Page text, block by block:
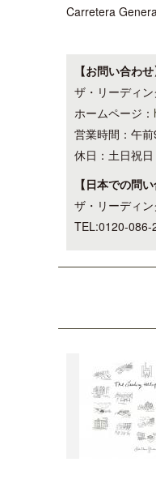
Carretera
【お問い合わせ
ザ・リーディ
ホームページ：
営業時間：午
休日：土日祝
【日本での問
ザ・リーディ
TEL:0120-086-